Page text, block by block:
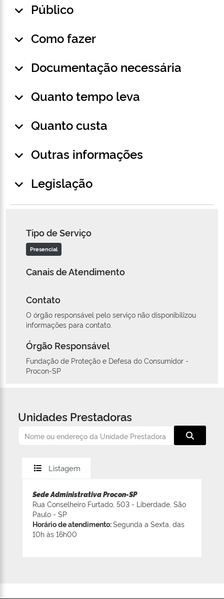
Público
Como fazer
Documentação necessária
Quanto tempo leva
Quanto custa
Outras informações
Legislação
Tipo de Serviço
Presencial
Canais de Atendimento
Contato
O órgão responsável pelo serviço não disponibilizou
informações para contato.
Órgão Responsável
Fundação de Proteção e Defesa do Consumidor -
Procon-SP
Unidades Prestadoras
Listagem
Sede Administrativa Procon-SP
Rua Conselheiro Furtado, 503 - Liberdade, São
Paulo - SP
Horário de atendimento:Segunda a Sexta, das
10h às 16h00